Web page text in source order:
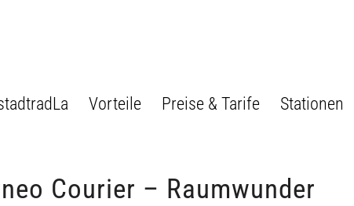
Vorteile Preise & Tarife Stationen
Courier – Raumwunder